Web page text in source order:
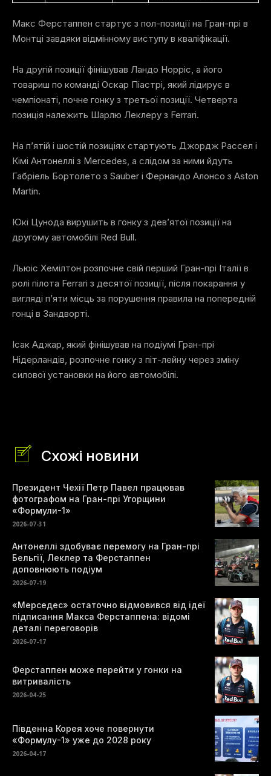
Макс Ферстаппен стартує з пол-позиції на Гран-прі в
Монтці завдяки відмінному виступу в кваліфікації.
На другій позиції фінішував Ландо Норріс, а його
товариш по команді Оскар Піастрі, який лідирує в
чемпіонаті, почне гонку з третьої позиції. Четверта
позиція належить Шарлю Леклеру з Ferrari.
На п’ятій і шостій позиціях стартують Джордж Рассел і
Кімі Антонеллі з Mercedes, а слідом за ними йдуть
Габріель Бортолето з Sauber і Фернандо Алонсо з Aston
Martin.
Юкі Цунода вирушить в гонку з дев’ятої позиції на
другому автомобілі Red Bull.
Льюіс Хемілтон розпочне свій перший Гран-прі Італії в
ролі пілота Ferrari з десятої позиції, після покарання у
вигляді п’яти місць за порушення правила на попередній
гонці в Зандворті.
Ісак Аджар, який фінішував на подіумі Гран-прі
Нідерландів, розпочне гонку з піт-лейну через зміну
силової установки на його автомобілі.
Схожі новини
Президент Чехії Петр Павел працював
фотографом на Гран-прі Угорщини
«Формули-1»
2026-07-31
Антонеллі здобуває перемогу на Гран-прі
Бельгії, Леклер та Ферстаппен
доповнюють подіум
2026-07-19
«Мерседес» остаточно відмовився від ідеї
підписання Макса Ферстаппена: відомі
деталі переговорів
2026-07-17
Ферстаппен може перейти у гонки на
витривалість
2026-04-25
Південна Корея хоче повернути
«Формулу-1» уже до 2028 року
2026-04-17